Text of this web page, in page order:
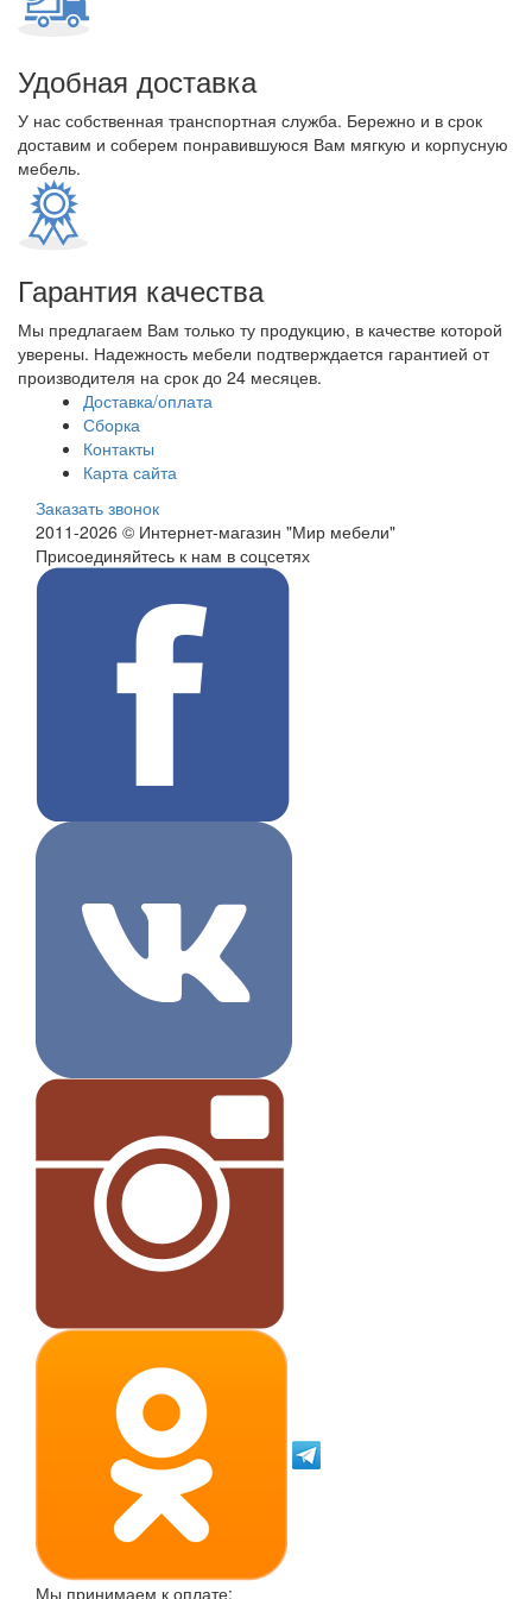
Удобная доставка
У нас собственная транспортная служба. Бережно и в срок
доставим и соберем понравившуюся Вам мягкую и корпусную
мебель.
Гарантия качества
Мы предлагаем Вам только ту продукцию, в качестве которой
уверены. Надежность мебели подтверждается гарантией от
производителя на срок до 24 месяцев.
Доставка/оплата
Сборка
Контакты
Карта сайта
Заказать звонок
2011-2026 © Интернет-магазин "Мир мебели"
Присоединяйтесь к нам в соцсетях
Мы принимаем к оплате: